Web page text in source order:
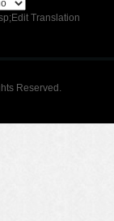
Translation
Reserved.